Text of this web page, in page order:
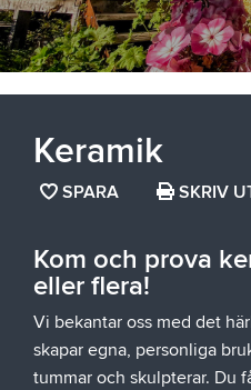
Keramik
SPARA SPARA
SOM
FAVORIT
SKRIV
Kom och prova
eller flera!
Vi bekantar oss med det
skapar egna, personliga
tummar och skulpterar. Du